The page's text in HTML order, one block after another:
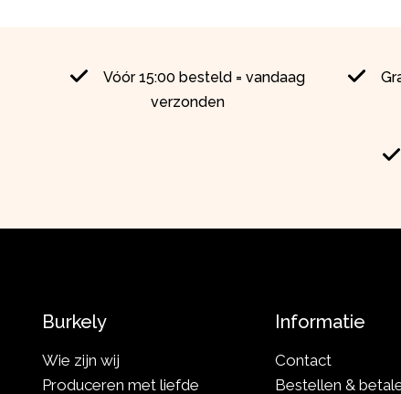
Vóór 15:00 besteld = vandaag
verzonden
Burkely
Wie zijn wij
Produceren met liefde
Informatie
Contact
Bestellen &